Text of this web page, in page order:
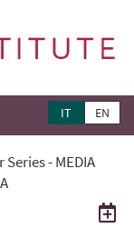
IT EN
- MEDIA